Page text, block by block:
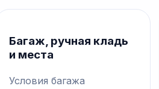
Багаж, ручная кладь
и места
Условия багажа